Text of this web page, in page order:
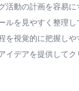
活動の計画を容易に
ルを見やすく整理し
を視覚的に把握しや
イデアを提供して